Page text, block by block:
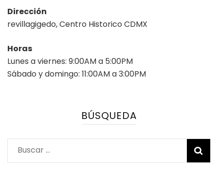
Dirección
revillagigedo, Centro Historico CDMX
Horas
Lunes a viernes: 9:00AM a 5:00PM
Sábado y domingo: 11:00AM a 3:00PM
BÚSQUEDA
Buscar: